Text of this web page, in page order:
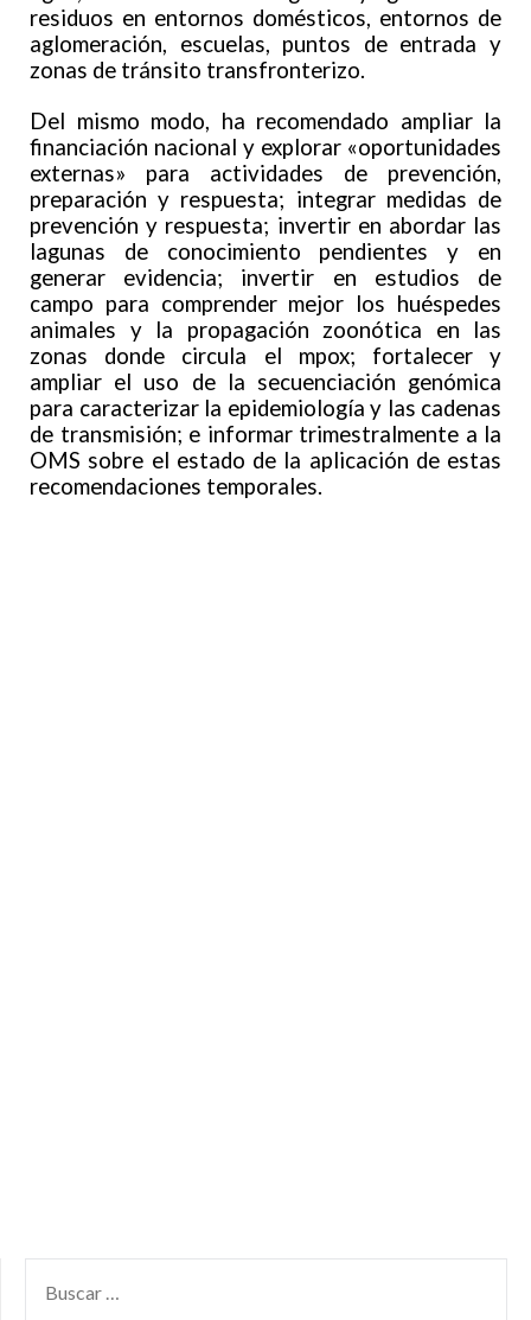
residuos en entornos domésticos, entornos de
aglomeración, escuelas, puntos de entrada y
zonas de tránsito transfronterizo.
Del mismo modo, ha recomendado ampliar la
financiación nacional y explorar «oportunidades
externas» para actividades de prevención,
preparación y respuesta; integrar medidas de
prevención y respuesta; invertir en abordar las
lagunas de conocimiento pendientes y en
generar evidencia; invertir en estudios de
campo para comprender mejor los huéspedes
animales y la propagación zoonótica en las
zonas donde circula el mpox; fortalecer y
ampliar el uso de la secuenciación genómica
para caracterizar la epidemiología y las cadenas
de transmisión; e informar trimestralmente a la
OMS sobre el estado de la aplicación de estas
recomendaciones temporales.